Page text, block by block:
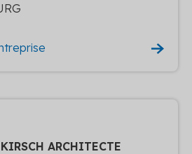
ARCHITECTE